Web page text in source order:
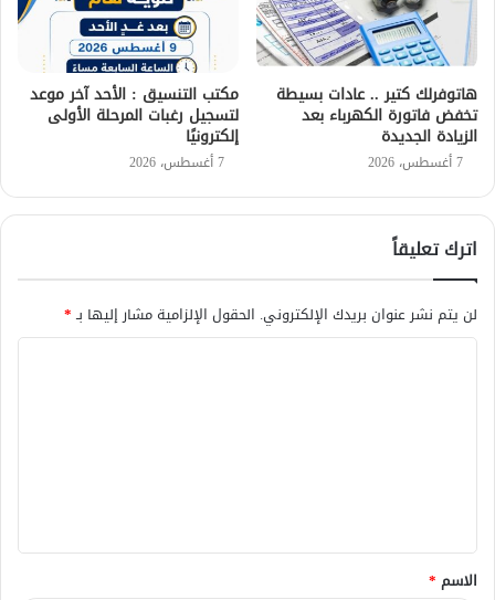
هاتوفرلك كتير .. عادات بسيطة
تخفض فاتورة الكهرباء بعد
الزيادة الجديدة
7 أغسطس، 2026
مكتب التنسيق : الأحد آخر موعد
لتسجيل رغبات المرحلة الأولى
إلكترونيًا
7 أغسطس، 2026
اترك تعليقاً
لن يتم نشر عنوان بريدك الإلكتروني. الحقول الإلزامية مشار إليها بـ*
ق
*
الاسم *